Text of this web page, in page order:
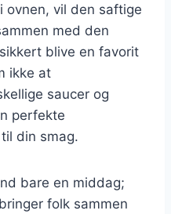
ovnen, vil den saftige
med den
blive en favorit
ikke at
saucer og
perfekte
din smag.
bare en middag;
folk sammen